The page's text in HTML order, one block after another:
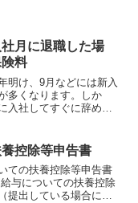
必...
月に退職した場
料
明け、9月などには新入
多くなります。しか
入社してすぐに辞めて
、社会保険の取り扱い
意が必要...
控除等申告書
ての扶養控除等申告書
与についての扶養控除
提出している場合に